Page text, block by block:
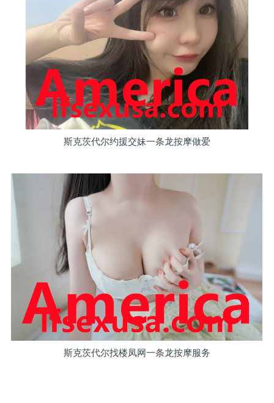
斯克茨代尔约援交妹一条龙按摩做爱
斯克茨代尔找楼凤网一条龙按摩服务